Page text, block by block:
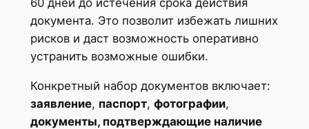
документа. Это позволит избежать лишних
рисков и даст возможность оперативно
устранить возможные ошибки.
Конкретный набор документов включает:
заявление, паспорт, фотографии,
документы, подтверждающие наличие